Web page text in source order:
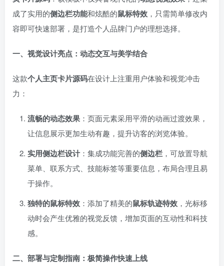
成了实用的侧边栏功能和炫酷的鼠标特效 ，只需简单修改内
容即可快速部署，是打造个人品牌门户的理想选择。
一、视觉设计亮点：动态交互与美学结合
这款个人主页卡片源码在设计上注重用户体验和视觉冲击
力：
流畅的动态效果 ：页面元素采用平滑的动画过渡效果，
让信息展示更加生动有趣，提升访客的浏览体验。
实用侧边栏设计：集成功能完善的侧边栏 ，可放置导航
菜单、联系方式、技能标签等重要信息，布局合理且易
于操作。
独特的鼠标特效 ：添加了精美的鼠标轨迹特效 ，光标移
动时会产生优雅的视觉反馈，增加页面的互动性和科技
感。
二、部署与定制指南：极简操作快速上线